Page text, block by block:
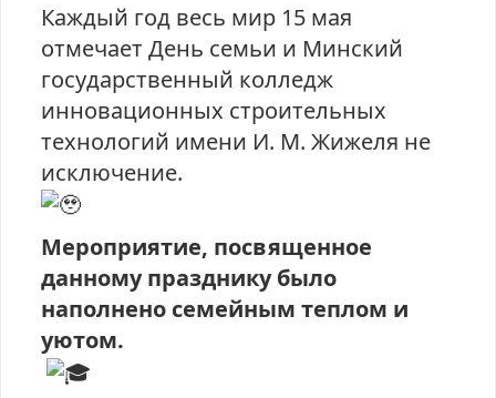
Каждый год весь мир 15 мая
отмечает День семьи и Минский
государственный колледж
инновационных строительных
технологий имени И. М. Жижеля не
исключение.
Мероприятие, посвященное
данному празднику было
наполнено семейным теплом и
уютом.